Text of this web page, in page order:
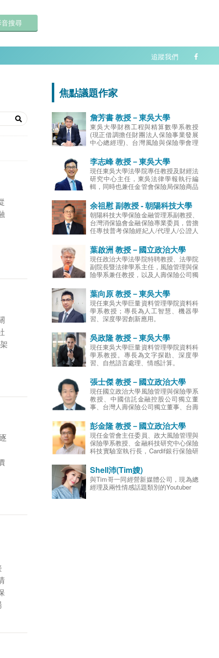
搜尋
追蹤我們
焦點議題作家
詹芳書 教授－東吳大學
東吳大學財務工程與精算數學系教授
(現正借調擔任財團法人保險事業發展
中心總經理)、台灣風險與保險學會理
理；曾任東吳大學教務長、商學院副院
長、財務工程與精算數學系主任、台灣
風險與保險學會監事、南山人壽保險股
份有限公司獨立董事、國際康健人壽保
險股份有限公司獨立董事、陸家嘴國泰
為精算科學、保險財務管理、清償能力
分析及保險商品創新。
李志峰 教授－東吳大學
現任東吳大學法學院專任教授及財經法
研究中心主任，東吳法律學報執行編
輯，同時也兼任金管會保險局保險商品
員，汽車交通事故特別補償基金法律顧
問，上市公司獨立董事，保險事業發展
中心/金融法制暨犯罪防治中心講師，
並具有仲裁人，律師及地政士資格；曾
於律師事務所、國際性保險經紀人公司
任法務經理；專長為保險法、海商法、
運動法及國際貿易索賠實務。
余祖慰 副教授 - 朝陽科技大學
朝陽科技大學保險金融管理系副教授、
台灣消保協會金融保險專業委員，曾擔
任專技普考保險經紀人/代理人/公證人
考試人身保險經紀人資格、壽險公司理
賠與核保人員執照。進入學術界之前，
曾擔任壽險公司分公司經理人、理賠部
襄理、通訊處處經理、保經與保代/銀
行/信用合作社/農會等通路經理人。專
通路管理、風險管理。
葉啟洲 教授－國立政治大學
現任政治大學法學院特聘教授、法學院
副院長暨法律學系主任，風險管理與保
險學系兼任教授，以及人壽保險公司獨
金董事，參與過幾家保險公司的接管工
作；也曾兼任財團法人金融消費評議中
心的評議委員。葉教授進入學術界之
前，曾擔任律師、法官，在擔任法官期
間以公費留學前往德國進修，獲得德國
險法。
葉向原 教授－東吳大學
現任東吳大學巨量資料管理學院資料科
學系教授；專長為人工智慧、機器學
習、深度學習創新應用。
吳政隆 教授－東吳大學
現任東吳大學巨量資料管理學院資料科
學系教授。專長為文字探勘、深度學
習、自然語言處理、情感計算。
張士傑 教授－國立政治大學
現任國立政治大學風險管理與保險學系
教授、中國信託金融控股公司獨立董
事、台灣人壽保險公司獨立董事、台壽
國風險管理學會理事長、行政院勞工退
休基金監理委員會委員、金融消費評議
委員、行政院金融監督管理委員會專任
委員、財團法人保險事業發展中心董
事；專長為風險管理與保險、精算科
彭金隆 教授－國立政治大學
現任金管會主任委員、政大風險管理與
保險學系教授、金融科技研究中心保險
科技實驗室執行長，Cardif銀行保險研
學系系主任、財團法人交通事故特別補
償基金監察人、金融消費評議中心董
事、台灣風險與保險學會秘書長、金管
會人身保險保單審察委員、金融總會副
Shell沛(Tim嫂)
與Tim哥一同經營新媒體公司，現為總
經理及兩性情感話題類別的Youtuber